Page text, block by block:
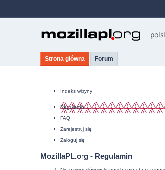
Strona główna Forum
Indeks witryny
Regulamin
FAQ
Zarejestruj się
Zaloguj się
MozillaPL.org - Regulamin